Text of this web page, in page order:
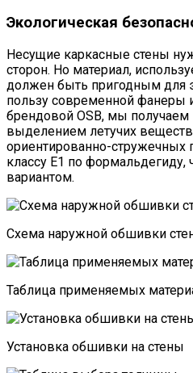
Экологическая
Несущие каркасные стены
сторон. Но материал,
должен быть пригодным для
пользу современной фанеры
брендовой OSB, мы
выделением летучих
ориентированно-стружечных
классу Е1 по формальдегиду,
вариантом.
Схема наружной обшивки
Таблица применяемых
Установка обшивки на стены